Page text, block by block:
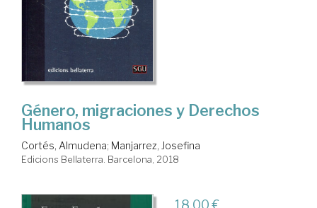
Género, migraciones y Derechos
Humanos
Cortés, Almudena; Manjarrez, Josefina
Edicions Bellaterra. Barcelona, 2018
18,00 €